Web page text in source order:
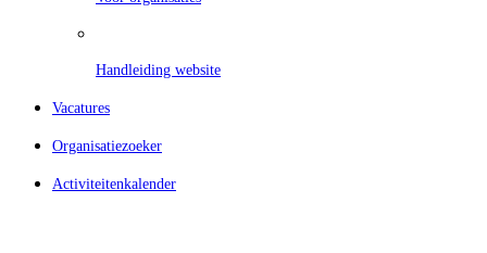
Handleiding website
Vacatures
Organisatiezoeker
Activiteitenkalender